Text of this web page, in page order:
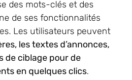
des mots-clés et des
de ses fonctionnalités
Les utilisateurs peuvent
les textes d’annonces,
de ciblage pour de
en quelques clics.